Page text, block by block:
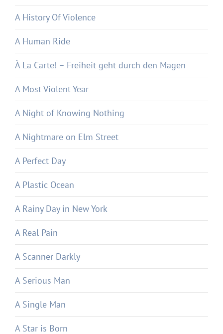
A History Of Violence
A Human Ride
À La Carte! – Freiheit geht durch den Magen
A Most Violent Year
A Night of Knowing Nothing
A Nightmare on Elm Street
A Perfect Day
A Plastic Ocean
A Rainy Day in New York
A Real Pain
A Scanner Darkly
A Serious Man
A Single Man
A Star is Born